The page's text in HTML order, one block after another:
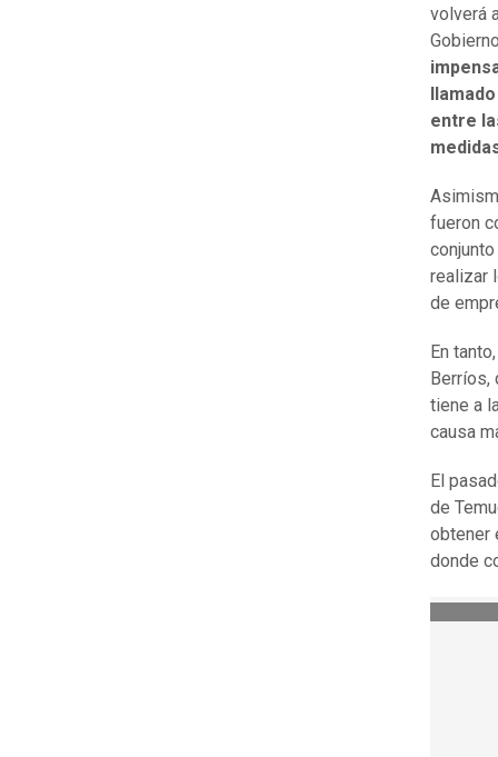
volverá
entre
fueron
realizar
de
En
Berríos,
tiene a
causa
El
de
obtener
donde